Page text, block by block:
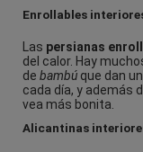
Enrollables
Las persianas
del calor. Hay
de bambú que dan un
cada día, y además
vea más bonita.
Alicantinas